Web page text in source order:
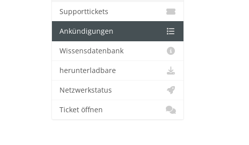
Supporttickets
Ankündigungen
Wissensdatenbank
herunterladbare
Netzwerkstatus
Ticket öffnen